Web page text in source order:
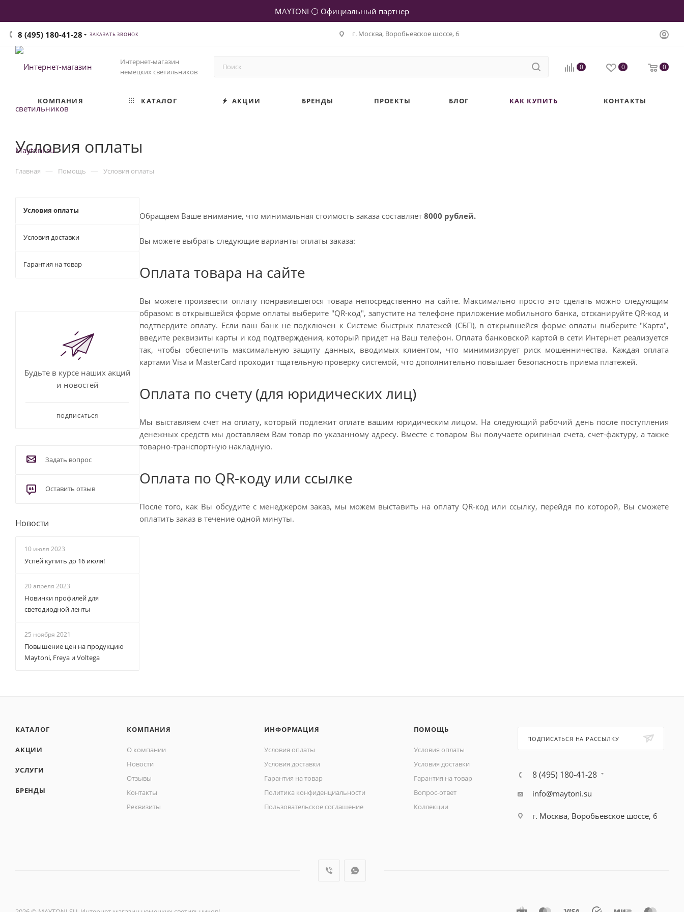
MAYTONI ⚪ Официальный партнер
8 (495) 180-41-28 ЗАКАЗАТЬ ЗВОНОК г. Москва, Воробьевское шоссе, 6
Интернет-магазин
немецких светильников
0 0 0
КОМПАНИЯ КАТАЛОГ АКЦИИ БРЕНДЫ ПРОЕКТЫ БЛОГ КАК КУПИТЬ КОНТАКТЫ
Условия оплаты
Главная — Помощь — Условия оплаты
Обращаем Ваше внимание, что минимальная стоимость заказа составляет 8000 рублей.
Вы можете выбрать следующие варианты оплаты заказа:
Оплата товара на сайте
Вы можете произвести оплату понравившегося товара непосредственно на сайте. Максимально просто это сделать можно следующим
образом: в открывшейся форме оплаты выберите "QR-код", запустите на телефоне приложение мобильного банка, отсканируйте QR-код и
подтвердите оплату. Если ваш банк не подключен к Системе быстрых платежей (СБП), в открывшейся форме оплаты выберите "Карта",
введите реквизиты карты и код подтверждения, который придет на Ваш телефон. Оплата банковской картой в сети Интернет реализуется
так, чтобы обеспечить максимальную защиту данных, вводимых клиентом, что минимизирует риск мошенничества. Каждая оплата
картами Visa и MasterCard проходит тщательную проверку системой, что дополнительно повышает безопасность приема платежей.
Оплата по счету (для юридических лиц)
Мы выставляем счет на оплату, который подлежит оплате вашим юридическим лицом. На следующий рабочий день после поступления
денежных средств мы доставляем Вам товар по указанному адресу. Вместе с товаром Вы получаете оригинал счета, счет-фактуру, а также
товарно-транспортную накладную.
Оплата по QR-коду или ссылке
После того, как Вы обсудите с менеджером заказ, мы можем выставить на оплату QR-код или ссылку, перейдя по которой, Вы сможете
оплатить заказ в течение одной минуты.
Условия оплаты
Условия доставки
Гарантия на товар
Будьте в курсе наших акций
и новостей
ПОДПИСАТЬСЯ
Задать вопрос
Оставить отзыв
Новости
10 июля 2023
Успей купить до 16 июля!
20 апреля 2023
Новинки профилей для
светодиодной ленты
25 ноября 2021
Повышение цен на продукцию
Maytoni, Freya и Voltega
КАТАЛОГ
АКЦИИ
УСЛУГИ
БРЕНДЫ
КОМПАНИЯ
О компании
Новости
Отзывы
Контакты
Реквизиты
ИНФОРМАЦИЯ
Условия оплаты
Условия доставки
Гарантия на товар
Политика конфиденциальности
Пользовательское соглашение
ПОМОЩЬ
Условия оплаты
Условия доставки
Гарантия на товар
Вопрос-ответ
Коллекции
ПОДПИСАТЬСЯ НА РАССЫЛКУ
8 (495) 180-41-28
info@maytoni.su
г. Москва, Воробьевское шоссе, 6